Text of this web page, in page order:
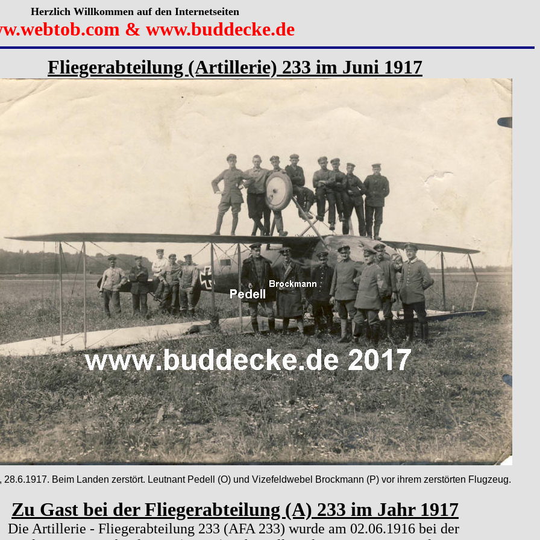
Herzlich Willkommen auf den Internetseiten
& www.buddecke.de
Fliegerabteilung (Artillerie) 233 im Juni 1917
28.6.1917. Beim Landen zerstört. Leutnant Pedell (O) und Vizefeldwebel Brockmann (P) vor ihrem zerstörten Flugzeug.
Zu Gast bei der Fliegerabteilung (A) 233 im Jahr 1917
Die Artillerie - Fliegerabteilung 233 (AFA 233) wurde am 02.06.1916 bei der